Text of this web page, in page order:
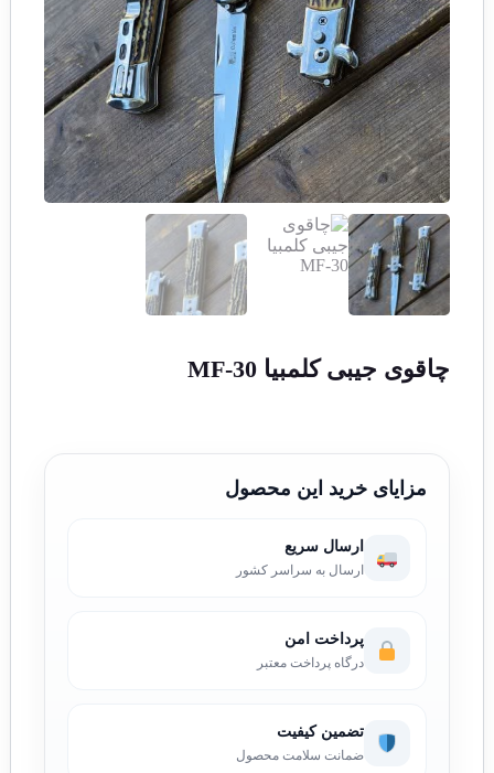
چاقوی جیبی کلمبیا MF-30
مزایای خرید این محصول
ارسال سریع
ارسال به سراسر کشور
پرداخت امن
درگاه پرداخت معتبر
تضمین کیفیت
ضمانت سلامت محصول